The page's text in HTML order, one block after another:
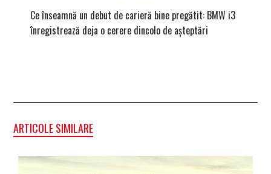
Ce înseamnă un debut de carieră bine pregătit: BMW i3
înregistrează deja o cerere dincolo de așteptări
ARTICOLE SIMILARE